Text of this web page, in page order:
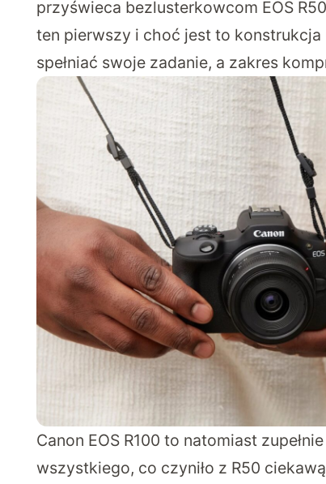
przyświeca bezlusterkowcom EOS R50
ten pierwszy i choć jest to konstrukcja
spełniać swoje zadanie, a zakres
Canon EOS R100 to natomiast
wszystkiego, co czyniło z R50